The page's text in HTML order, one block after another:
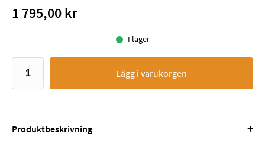
1 795,00 kr
I lager
Lägg i varukorgen
Produktbeskrivning +